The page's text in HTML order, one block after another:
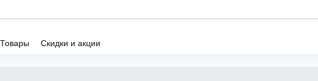
Товары Скидки и акции